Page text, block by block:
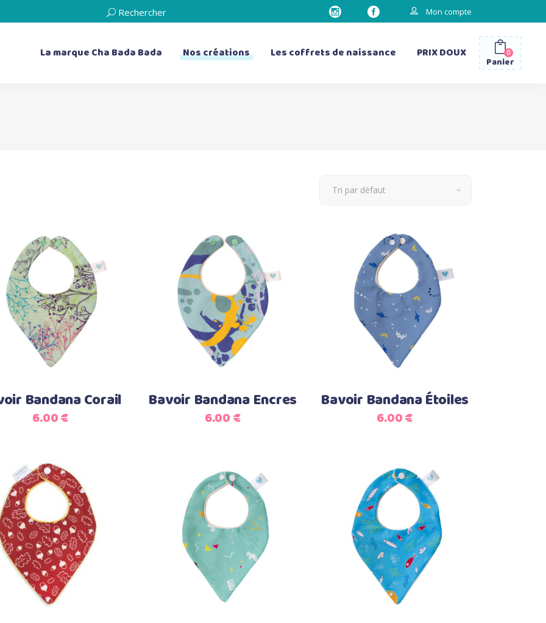
Rechercher Mon compte
La marque Cha Bada Bada Nos créations
les matelas à langer
Les coffrets de naissance PRIX DOUX
Panier
0
Tri par défaut
Ajouter au panier
Bandana Corail
6.00€
Ajouter au panier
Bavoir Bandana Encres
6.00€
Ajouter au panier
Bavoir Bandana Étoiles
6.00€
Ajouter au panier Ajouter au panier Ajouter au panier